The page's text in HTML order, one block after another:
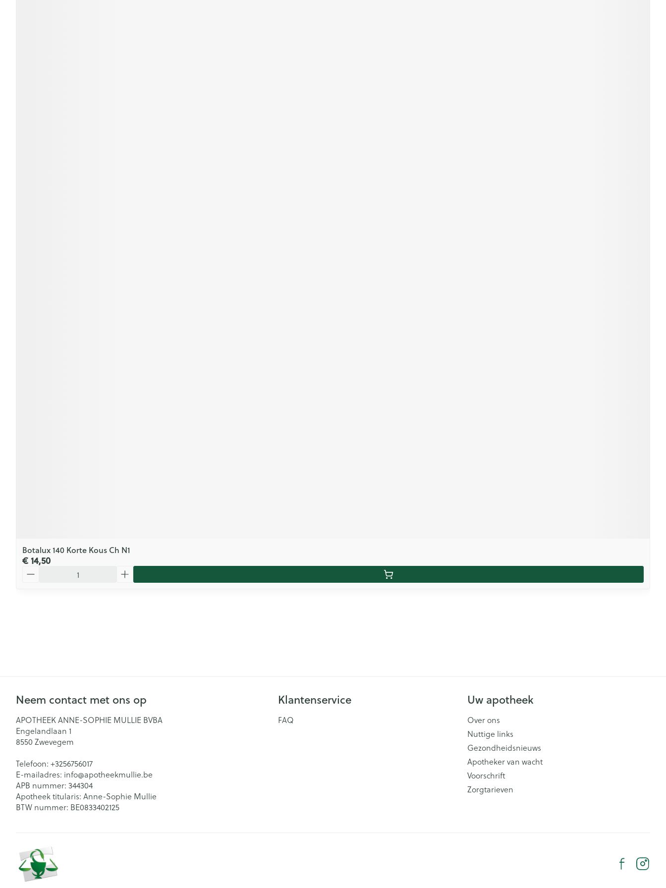
Botalux 140 Korte Kous Ch N1
€ 14,50
Neem contact met ons op
APOTHEEK ANNE-SOPHIE MULLIE BVBA
Engelandlaan 1
8550 Zwevegem
Telefoon: +3256756017
E-mailadres: info@apotheekmullie.be
APB nummer: 344304
Apotheek titularis: Anne-Sophie Mullie
BTW nummer: BE0833402125
Klantenservice
FAQ
Uw apotheek
Over ons
Nuttige links
Gezondheidsnieuws
Apotheker van wacht
Voorschrift
Zorgtarieven